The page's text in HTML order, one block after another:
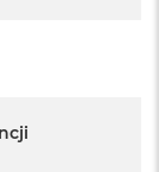
punkcie
Państwo